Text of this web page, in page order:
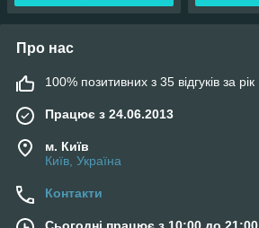
Про нас
100% позитивних з 35 відгуків за рік
Працює з 24.06.2013
м. Київ
Київ, Україна
Контакти